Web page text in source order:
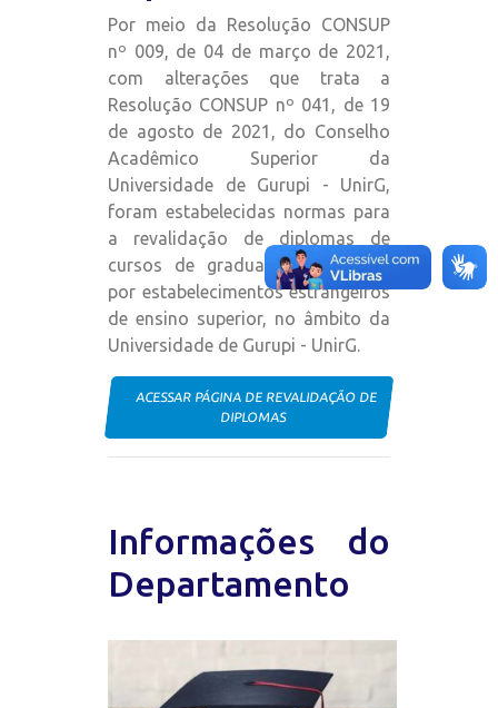
Por meio da Resolução CONSUP
nº 009, de 04 de março de 2021,
com alterações que trata a
Resolução CONSUP nº 041, de 19
de agosto de 2021, do Conselho
Acadêmico Superior da
Universidade de Gurupi - UnirG,
foram estabelecidas normas para
a revalidação de diplomas de
cursos de graduação expedidos
por estabelecimentos estrangeiros
de ensino superior, no âmbito da
Universidade de Gurupi - UnirG.
ACESSAR PÁGINA DE REVALIDAÇÃO DE
DIPLOMAS
Informações do
Departamento